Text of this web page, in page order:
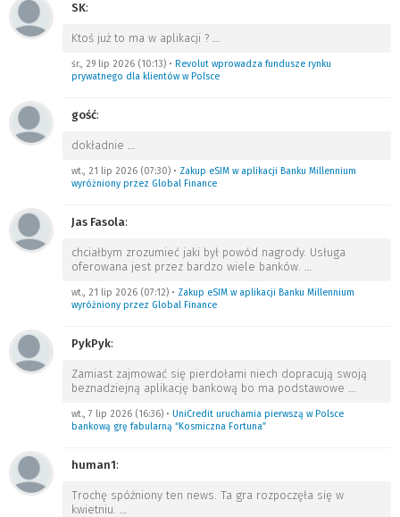
SK:
Ktoś już to ma w aplikacji ? …
śr., 29 lip 2026 (10:13) • Revolut wprowadza fundusze rynku
prywatnego dla klientów w Polsce
gość:
dokładnie …
wt., 21 lip 2026 (07:30) • Zakup eSIM w aplikacji Banku Millennium
wyróżniony przez Global Finance
Jas Fasola:
chciałbym zrozumieć jaki był powód nagrody. Usługa
oferowana jest przez bardzo wiele banków. …
wt., 21 lip 2026 (07:12) • Zakup eSIM w aplikacji Banku Millennium
wyróżniony przez Global Finance
PykPyk:
Zamiast zajmować się pierdołami niech dopracują swoją
beznadziejną aplikację bankową bo ma podstawowe …
wt., 7 lip 2026 (16:36) • UniCredit uruchamia pierwszą w Polsce
bankową grę fabularną “Kosmiczna Fortuna”
human1:
Trochę spóźniony ten news. Ta gra rozpoczęła się w
kwietniu. …